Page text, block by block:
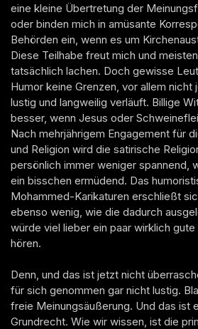
eine kleine Übertretung der
oder binden mich in amüsante
Behörden ein, wenn es um
Diese Teilhabe freut mich und
tatsächlich lachen. Doch gewisse
Humor keine Grenzen, vor allem nicht
lustig und langweilig verläuft. Billige
besser, wenn Jesus oder
Nach mehrjährigem Engagement für
und Religion wird die satirische
persönlich immer weniger spannend,
ein bisschen ermüdend. Das
Mohammed-Karikaturen erschließt
ebenso wenig, wie die dadurch
würde viel lieber ein paar wirklich
hören.
Denn, und das ist jetzt nicht
für sich genommen gar nicht lustig.
freie Meinungsäußerung. Und das ist
Grundrecht. Wie wir wissen, ist die